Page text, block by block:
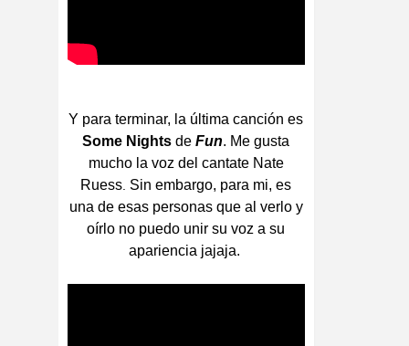
Y para terminar, la última canción es
Some Nights deFun. Me gusta
mucho la voz del cantate Nate
Ruess Sin embargo, para mi, es
una de esas personas que al verlo y
oírlo no puedo unir su voz a su
apariencia jajaja.